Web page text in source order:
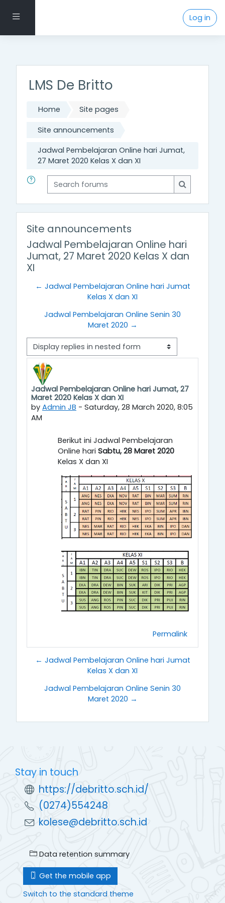
Footer Menu
Side panel Log in
LMS De Britto
Home Site pages
Site announcements
Jadwal Pembelajaran Online hari Jumat,
27 Maret 2020 Kelas X dan XI
Search forums
Search
Site announcements
Jadwal Pembelajaran Online hari
Jumat, 27 Maret 2020 Kelas X dan
XI
← Jadwal Pembelajaran Online hari Jumat
Kelas X dan XI
Jadwal Pembelajaran Online Senin 30
Maret 2020 →
Display mode
Jadwal Pembelajaran Online hari Jumat, 27
Maret 2020 Kelas X dan XI
by Admin JB - Saturday, 28 March 2020, 8:05
AM
Number of replies: 0
Berikut ini Jadwal Pembelajaran
Online hari Sabtu, 28 Maret 2020
Kelas X dan XI
Permalink
← Jadwal Pembelajaran Online hari Jumat
Kelas X dan XI
Jadwal Pembelajaran Online Senin 30
Maret 2020 →
Stay in touch
https://debritto.sch.id/
(0274)554248
kolese@debritto.sch.id
Data retention summary
Get the mobile app
Switch to the standard theme